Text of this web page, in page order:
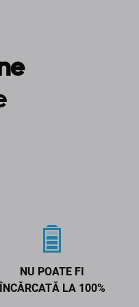
NU POATE FI
ÎNCĂRCATĂ LA 100%